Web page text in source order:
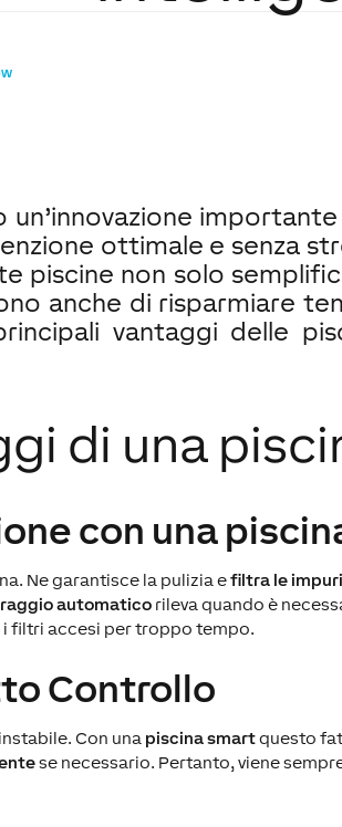
ottimale e senza
piscine non solo
anche di risparmiare
vantaggi delle
di una
con una
Ne garantisce la pulizia efiltra le
automatico rileva quando è
i filtri accesi per troppo tempo.
Controllo
Con una piscina smartquesto
se necessario. Pertanto, viene